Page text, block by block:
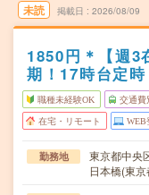
未読 掲載日 2026/08/09
1850円＊【週3
期！17時台定
職種未経験OK 交通費
在宅・リモート WEB
勤務地
東京都中央
日本橋(東